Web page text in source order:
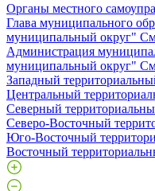
Органы местного
Глава муниципального
муниципальный округ"
Администрация
муниципальный округ"
Западный
Центральный
Северный
Северо-Восточный
Юго-Восточный
Восточный